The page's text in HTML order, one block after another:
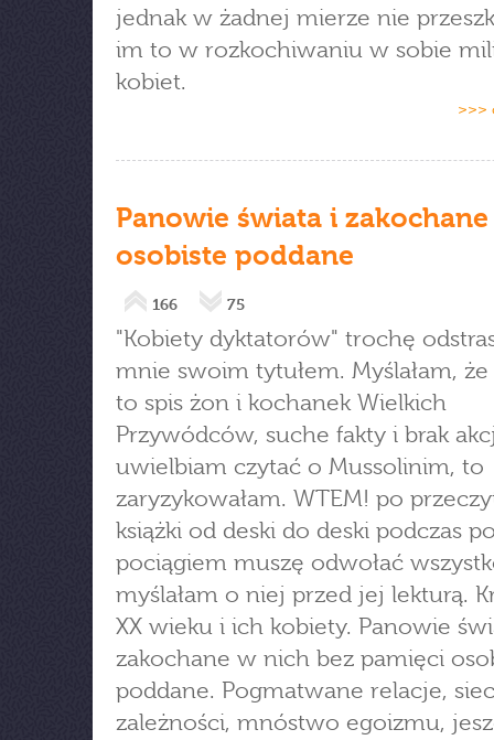
jednak w żadnej mierze nie
im to w rozkochiwaniu w sobie
kobiet.
>>>
Panowie świata i
osobiste poddane
166 75
"Kobiety dyktatorów" trochę
mnie swoim tytułem. Myślałam,
to spis żon i kochanek Wielkich
Przywódców, suche fakty i brak
uwielbiam czytać o Mussolinim, to
zaryzykowałam. WTEM! po
książki od deski do deski podczas
pociągiem muszę odwołać
myślałam o niej przed jej lekturą.
XX wieku i ich kobiety. Panowie
zakochane w nich bez pamięci
poddane. Pogmatwane relacje,
zależności, mnóstwo egoizmu,